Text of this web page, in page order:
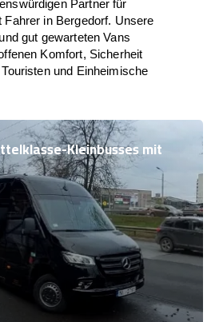
Partner für
in Bergedorf. Unsere
gut gewarteten Vans
Komfort, Sicherheit
und Einheimische
Kleinbusses mit